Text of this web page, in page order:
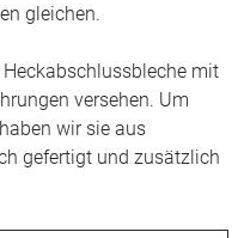
gleichen.
mit
versehen. Um
wir sie aus
gefertigt und zusätzlich